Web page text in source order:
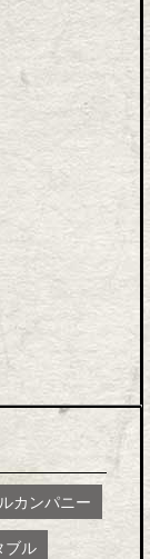
カンパニー
ブル